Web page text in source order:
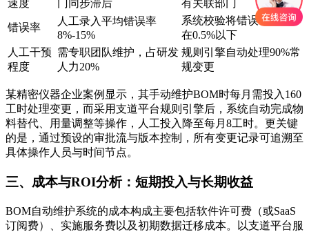
速度 门同步滞后 有关联部门
错误率
人工录入平均错误率
8%-15%
系统校验将错误率控制
在0.5%以下
人工干预
程度
需专职团队维护，占研发
人力20%
规则引擎自动处理90%常
规变更
某精密仪器企业案例显示，其手动维护BOM时每月需投入160
工时处理变更，而采用支道平台规则引擎后，系统自动完成物
料替代、用量调整等操作，人工投入降至每月8工时。更关键
的是，通过预设的审批流与版本控制，所有变更记录可追溯至
具体操作人员与时间节点。
三、成本与ROI分析：短期投入与长期收益
BOM自动维护系统的成本构成主要包括软件许可费（或SaaS
订阅费）、实施服务费以及初期数据迁移成本。以支道平台服